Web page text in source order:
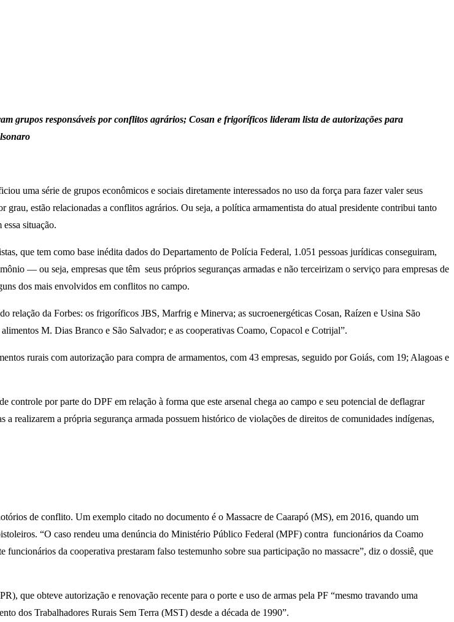
grupos responsáveis por conflitos agrários; Cosan e frigoríficos lideram lista de autorizações para
uma série de grupos econômicos e sociais diretamente interessados no uso da força para fazer valer seus
estão relacionadas a conflitos agrários. Ou seja, a política armamentista do atual presidente contribui tanto
situação.
que tem como base inédita dados do Departamento de Polícia Federal, 1.051 pessoas jurídicas conseguiram,
— ou seja, empresas que têm seus próprios seguranças armadas e não terceirizam o serviço para empresas de
dos mais envolvidos em conflitos no campo.
relação da Forbes: os frigoríficos JBS, Marfrig e Minerva; as sucroenergéticas Cosan, Raízen e Usina São
M. Dias Branco e São Salvador; e as cooperativas Coamo, Copacol e Cotrijal”.
rurais com autorização para compra de armamentos, com 43 empresas, seguido por Goiás, com 19; Alagoas e
por parte do DPF em relação à forma que este arsenal chega ao campo e seu potencial de deflagrar
realizarem a própria segurança armada possuem histórico de violações de direitos de comunidades indígenas,
de conflito. Um exemplo citado no documento é o Massacre de Caarapó (MS), em 2016, quando um
“O caso rendeu uma denúncia do Ministério Público Federal (MPF) contra funcionários da Coamo
da cooperativa prestaram falso testemunho sobre sua participação no massacre”, diz o dossiê, que
que obteve autorização e renovação recente para o porte e uso de armas pela PF “mesmo travando uma
dos Trabalhadores Rurais Sem Terra (MST) desde a década de 1990”.